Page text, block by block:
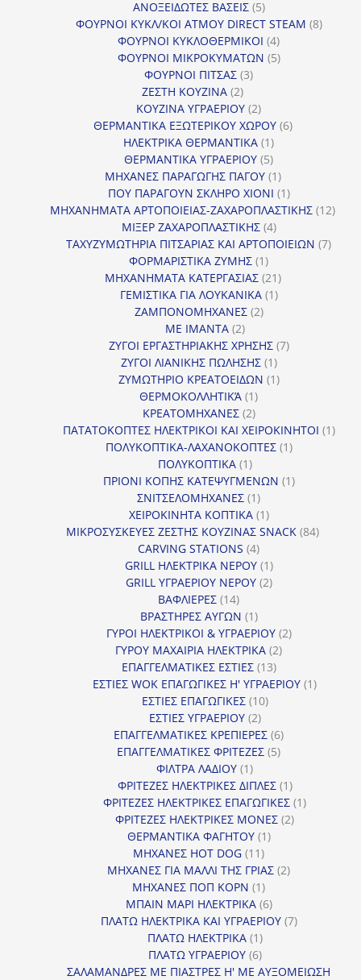
ΑΝΟΞΕΙΔΩΤΕΣ ΒΑΣΕΙΣ 55
προϊόντα
ΦΟΥΡΝΟΙ ΚΥΚΛ/ΚΟΙ ΑΤΜΟΥ DIRECT STEAM 88
ΦΟΥΡΝΟΙ ΚΥΚΛΟΘΕΡΜΙΚΟΙ 44
προϊόντα
ΦΟΥΡΝΟΙ ΜΙΚΡΟΚΥΜΑΤΩΝ 55
ΦΟΥΡΝΟΙ ΠΙΤΣΑΣ 33
ΖΕΣΤΗ ΚΟΥΖΙΝΑ 22
προϊόντα
ΚΟΥΖΙΝΑ ΥΓΡΑΕΡΙΟΥ 22
προϊόντα
ΘΕΡΜΑΝΤΙΚΑ ΕΞΩΤΕΡΙΚΟΥ ΧΩΡΟΥ 66
ΗΛΕΚΤΡΙΚΑ ΘΕΡΜΑΝΤΙΚΑ 11
προϊόν
ΘΕΡΜΑΝΤΙΚΑ ΥΓΡΑΕΡΙΟΥ 55
προϊόντα
ΜΗΧΑΝΕΣ ΠΑΡΑΓΩΓΗΣ ΠΑΓΟΥ 11
προϊόν
ΠΟΥ ΠΑΡΑΓΟΥΝ ΣΚΛΗΡΟ ΧΙΟΝΙ 11
προϊόν
ΜΗΧΑΝΗΜΑΤΑ ΑΡΤΟΠΟΙΕΙΑΣ-ΖΑΧΑΡΟΠΛΑΣΤΙΚΗΣ 1212
ΜΙΞΕΡ ΖΑΧΑΡΟΠΛΑΣΤΙΚΗΣ 44
προϊόντα
ΤΑΧΥΖΥΜΩΤΗΡΙΑ ΠΙΤΣΑΡΙΑΣ ΚΑΙ ΑΡΤΟΠΟΙΕΙΩΝ 77
ΦΟΡΜΑΡΙΣΤΙΚΑ ΖΥΜΗΣ 11
προϊόν
ΜΗΧΑΝΗΜΑΤΑ ΚΑΤΕΡΓΑΣΙΑΣ 2121
προϊόντα
ΓΕΜΙΣΤΙΚΑ ΓΙΑ ΛΟΥΚΑΝΙΚΑ 11
ΖΑΜΠΟΝΟΜΗΧΑΝΕΣ 22
ΜΕ ΙΜΑΝΤΑ 22
προϊόντα
ΖΥΓΟΙ ΕΡΓΑΣΤΗΡΙΑΚΗΣ ΧΡΗΣΗΣ 77
ΖΥΓΟΙ ΛΙΑΝΙΚΗΣ ΠΩΛΗΣΗΣ 11
προϊόν
ΖΥΜΩΤΗΡΙΟ ΚΡΕΑΤΟΕΙΔΩΝ 11
ΘΕΡΜΟΚΟΛΛΗΤΙΚΆ 11
προϊόν
ΚΡΕΑΤΟΜΗΧΑΝΕΣ 22
προϊόντα
ΠΑΤΑΤΟΚΟΠΤΕΣ ΗΛΕΚΤΡΙΚΟΙ ΚΑΙ ΧΕΙΡΟΚΙΝΗΤΟΙ 11
ΠΟΛΥΚΟΠΤΙΚΑ-ΛΑΧΑΝΟΚΟΠΤΕΣ 11
ΠΟΛΥΚΟΠΤΙΚΑ 11
προϊόν
ΠΡΙΟΝΙ ΚΟΠΗΣ ΚΑΤΕΨΥΓΜΕΝΩΝ 11
ΣΝΙΤΣΕΛΟΜΗΧΑΝΕΣ 11
προϊόν
ΧΕΙΡΟΚΙΝΗΤΑ ΚΟΠΤΙΚΑ 11
προϊόν
ΜΙΚΡΟΣΥΣΚΕΥΕΣ ΖΕΣΤΗΣ ΚΟΥΖΙΝΑΣ SNACK 8484
CARVING STATIONS 44
προϊόντα
GRILL ΗΛΕΚΤΡΙΚΑ ΝΕΡΟΥ 11
προϊόν
GRILL ΥΓΡΑΕΡΙΟΥ ΝΕΡΟΥ 22
ΒΑΦΛΙΕΡΕΣ 1414
προϊόντα
ΒΡΑΣΤΗΡΕΣ ΑΥΓΩΝ 11
προϊόν
ΓΥΡΟΙ ΗΛΕΚΤΡΙΚΟΙ & ΥΓΡΑΕΡΙΟΥ 22
ΓΥΡΟΥ ΜΑΧΑΙΡΙΑ ΗΛΕΚΤΡΙΚΑ 22
ΕΠΑΓΓΕΛΜΑΤΙΚΕΣ ΕΣΤΙΕΣ 1313
προϊόντα
ΕΣΤΙΕΣ WOK ΕΠΑΓΩΓΙΚΕΣ Η' ΥΓΡΑΕΡΙΟΥ 11
ΕΣΤΙΕΣ ΕΠΑΓΩΓΙΚΕΣ 1010
ΕΣΤΙΕΣ ΥΓΡΑΕΡΙΟΥ 22
προϊόντα
ΕΠΑΓΓΕΛΜΑΤΙΚΕΣ ΚΡΕΠΙΕΡΕΣ 66
προϊόντα
ΕΠΑΓΓΕΛΜΑΤΙΚΕΣ ΦΡΙΤΕΖΕΣ 55
ΦΙΛΤΡΑ ΛΑΔΙΟΥ 11
προϊόν
ΦΡΙΤΕΖΕΣ ΗΛΕΚΤΡΙΚΕΣ ΔΙΠΛΕΣ 11
προϊόν
ΦΡΙΤΕΖΕΣ ΗΛΕΚΤΡΙΚΕΣ ΕΠΑΓΩΓΙΚΕΣ 11
ΦΡΙΤΕΖΕΣ ΗΛΕΚΤΡΙΚΕΣ ΜΟΝΕΣ 22
ΘΕΡΜΑΝΤΙΚΑ ΦΑΓΗΤΟΥ 11
ΜΗΧΑΝΕΣ HOT DOG 1111
προϊόντα
ΜΗΧΑΝΕΣ ΓΙΑ ΜΑΛΛΙ ΤΗΣ ΓΡΙΑΣ 22
ΜΗΧΑΝΕΣ ΠΟΠ ΚΟΡΝ 11
προϊόν
ΜΠΑΙΝ ΜΑΡΙ ΗΛΕΚΤΡΙΚΑ 66
προϊόντα
ΠΛΑΤΩ ΗΛΕΚΤΡΙΚΑ ΚΑΙ ΥΓΡΑΕΡΙΟΥ 77
ΠΛΑΤΩ ΗΛΕΚΤΡΙΚΑ 11
προϊόν
ΠΛΑΤΩ ΥΓΡΑΕΡΙΟΥ 66
προϊόντα
ΣΑΛΑΜΑΝΔΡΕΣ ΜΕ ΠΙΑΣΤΡΕΣ Η' ΜΕ ΑΥΞΟΜΕΙΩΣΗ